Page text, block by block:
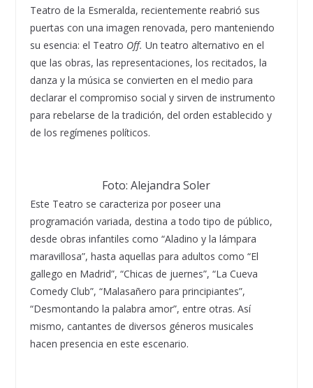
Teatro de la Esmeralda, recientemente reabrió sus
puertas con una imagen renovada, pero manteniendo
su esencia: el Teatro Off. Un teatro alternativo en el
que las obras, las representaciones, los recitados, la
danza y la música se convierten en el medio para
declarar el compromiso social y sirven de instrumento
para rebelarse de la tradición, del orden establecido y
de los regímenes políticos.
Foto: Alejandra Soler
Este Teatro se caracteriza por poseer una
programación variada, destina a todo tipo de público,
desde obras infantiles como “Aladino y la lámpara
maravillosa”, hasta aquellas para adultos como “El
gallego en Madrid”, “Chicas de juernes”, “La Cueva
Comedy Club”, “Malasañero para principiantes”,
“Desmontando la palabra amor”, entre otras. Así
mismo, cantantes de diversos géneros musicales
hacen presencia en este escenario.